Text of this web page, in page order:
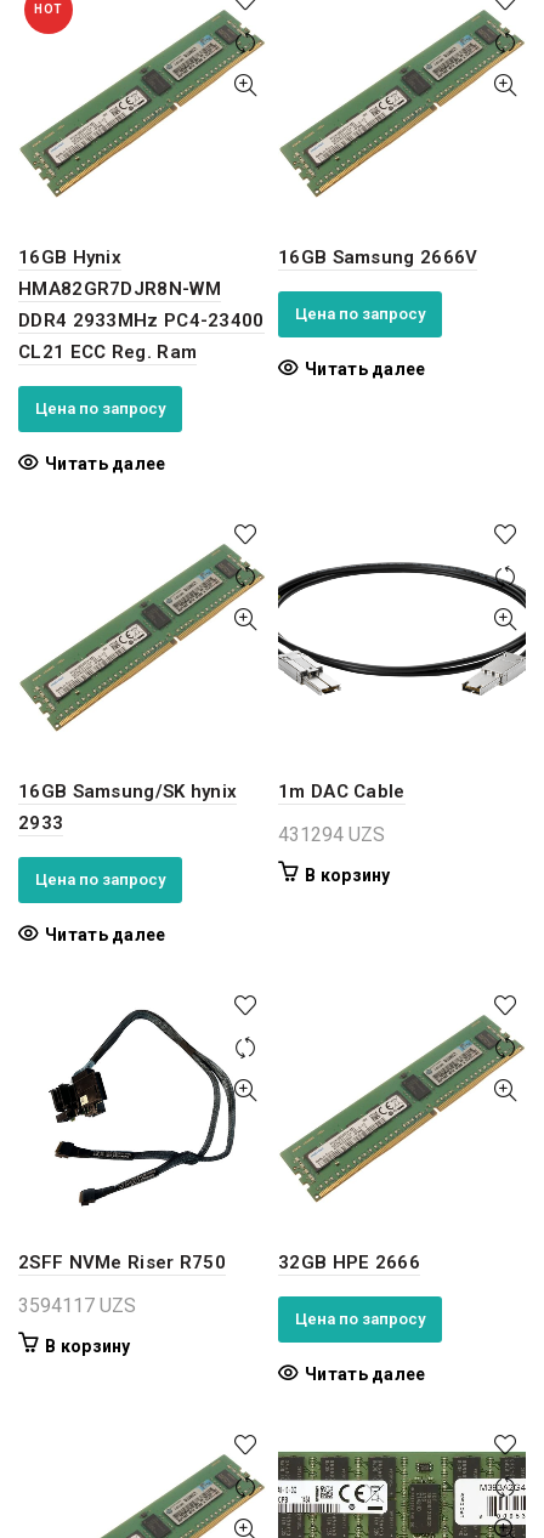
HOT
16GB Hynix
HMA82GR7DJR8N-WM
DDR4 2933MHz PC4-23400
CL21 ECC Reg. Ram
Цена по запросу
Читать далее
16GB Samsung 2666V
Цена по запросу
Читать далее
16GB Samsung/SK hynix
2933
Цена по запросу
Читать далее
1m DAC Cable
431294 UZS
В корзину
2SFF NVMe Riser R750
3594117 UZS
В корзину
32GB HPE 2666
Цена по запросу
Читать далее